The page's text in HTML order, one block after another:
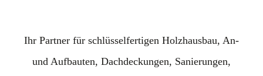
Ihr Partner für schlüsselfertigen Holzhausbau, An-
und Aufbauten, Dachdeckungen, Sanierungen,